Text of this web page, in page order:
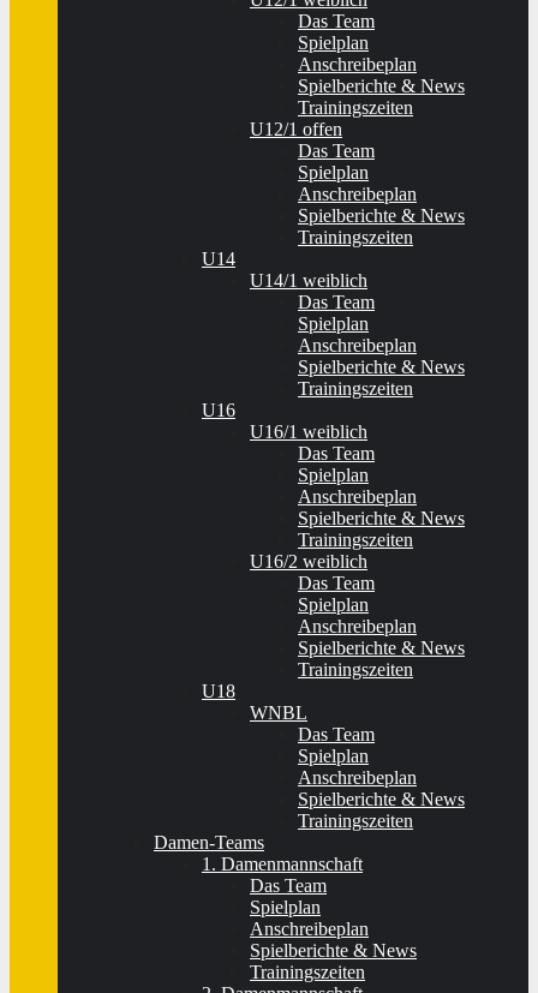
Das Team
Spielplan
Anschreibeplan
Spielberichte & News
Trainingszeiten
U12/1 offen
Das Team
Spielplan
Anschreibeplan
Spielberichte & News
Trainingszeiten
U14
U14/1 weiblich
Das Team
Spielplan
Anschreibeplan
Spielberichte & News
Trainingszeiten
U16
U16/1 weiblich
Das Team
Spielplan
Anschreibeplan
Spielberichte & News
Trainingszeiten
U16/2 weiblich
Das Team
Spielplan
Anschreibeplan
Spielberichte & News
Trainingszeiten
U18
WNBL
Das Team
Spielplan
Anschreibeplan
Spielberichte & News
Trainingszeiten
Damen-Teams
1. Damenmannschaft
Das Team
Spielplan
Anschreibeplan
Spielberichte & News
Trainingszeiten